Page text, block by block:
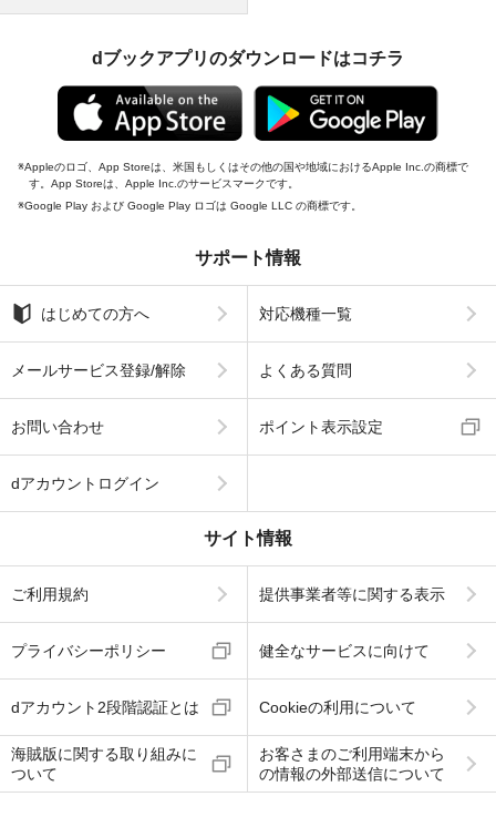
dブックアプリのダウンロードはコチラ
Appleのロゴ、App Storeは、米国もしくはその他の国や地域におけるApple Inc.の商標で
す。App Storeは、Apple Inc.のサービスマークです。
Google Play および Google Play ロゴは Google LLC の商標です。
サポート情報
はじめての方へ 対応機種一覧
メールサービス登録/解除 よくある質問
お問い合わせ ポイント表示設定
dアカウントログイン
サイト情報
ご利用規約 提供事業者等に関する表示
プライバシーポリシー 健全なサービスに向けて
dアカウント2段階認証とは Cookieの利用について
海賊版に関する取り組みに
ついて
お客さまのご利用端末から
の情報の外部送信について